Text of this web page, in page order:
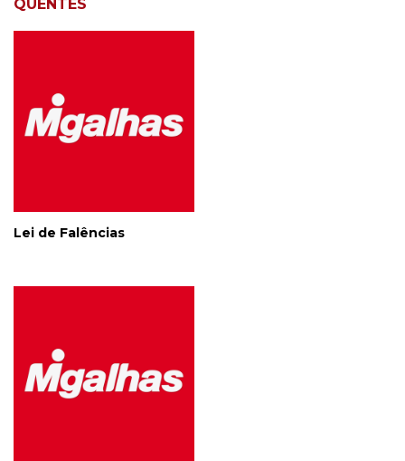
QUENTES
Lei de Falências